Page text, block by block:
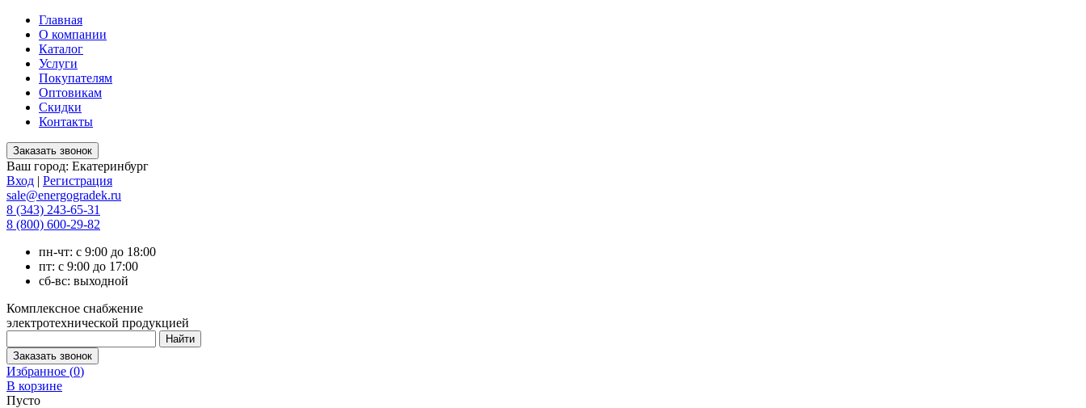
Главная
О компании
Каталог
Услуги
Покупателям
Оптовикам
Скидки
Контакты
Ваш город: Екатеринбург
Вход | Регистрация
sale@energogradek.ru
8 (343) 243-65-31
8 (800) 600-29-82
пн-чт: с 9:00 до 18:00
пт: с 9:00 до 17:00
сб-вс: выходной
Комплексное снабжение
электротехнической продукцией
Избранное (0)
В корзине
Пусто